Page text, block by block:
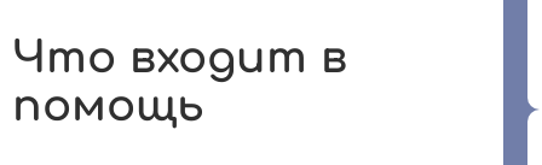
Что входит в
помощь